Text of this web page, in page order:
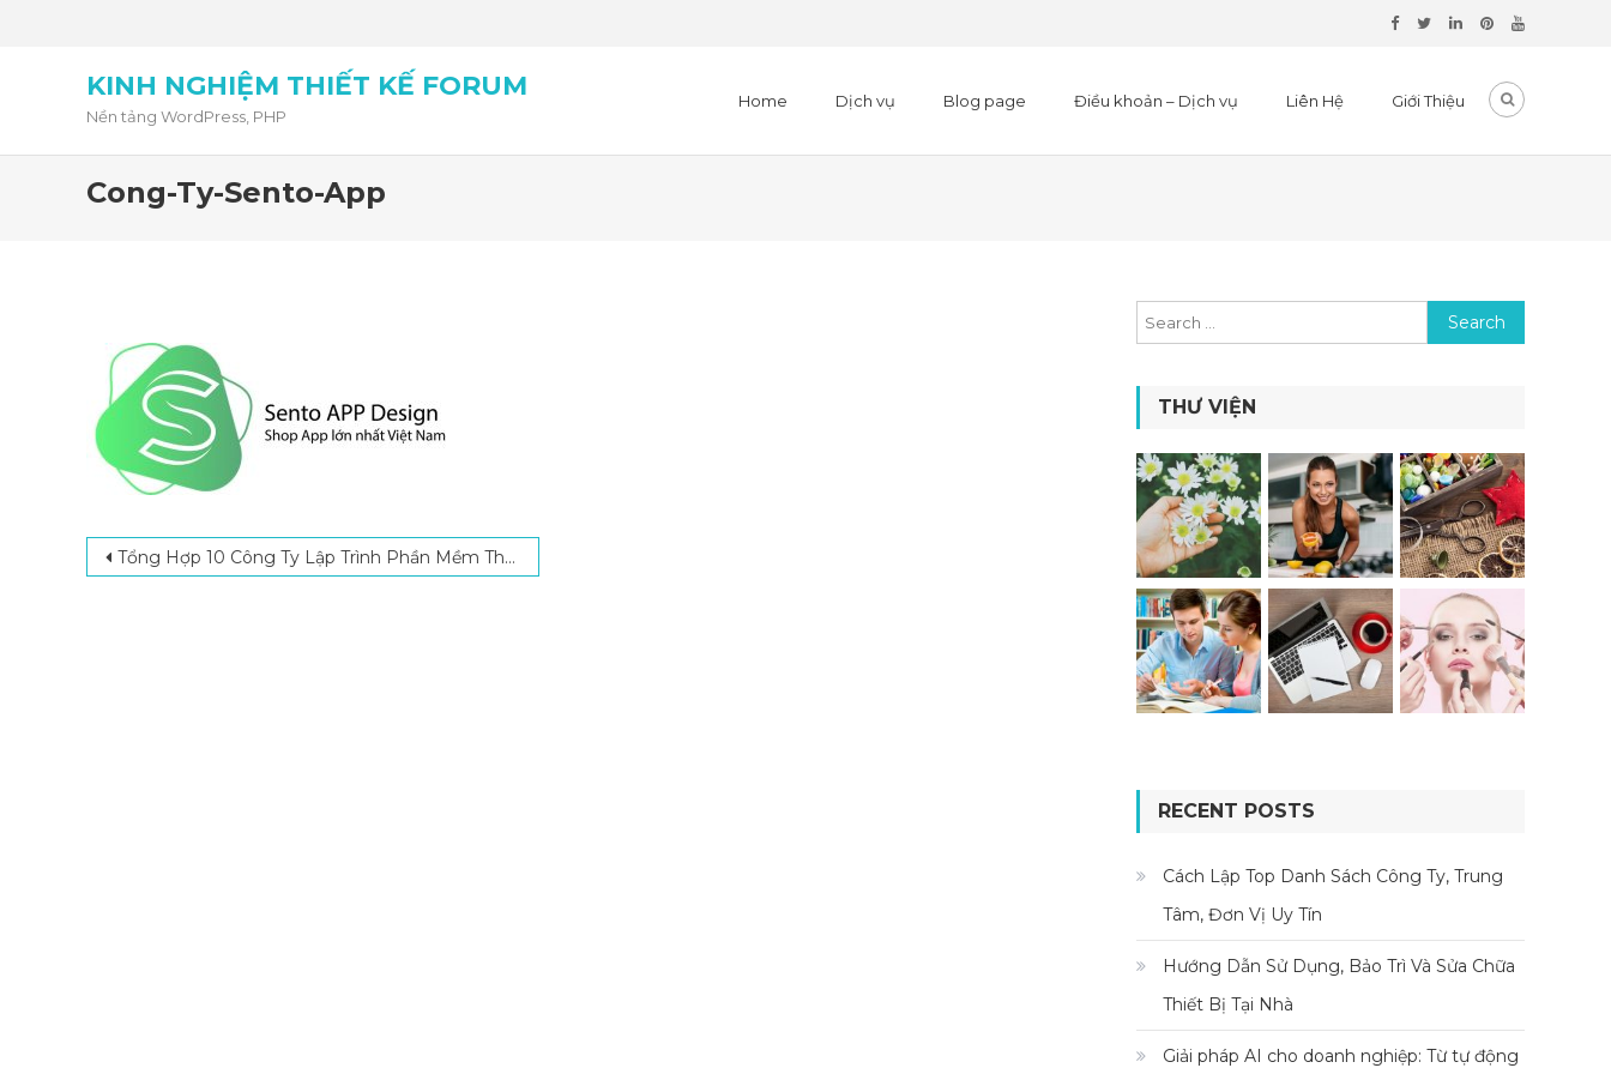
KINH NGHIỆM THIẾT KẾ FORUM
Nền tảng WordPress, PHP
Home Dịch vụ Blog page Điều khoản – Dịch vụ Liên Hệ Giới Thiệu
Cong-Ty-Sento-App
Post navigation
Tổng Hợp 10 Công Ty Lập Trình Phần Mềm Theo Yêu Cầu Chất Lượng, Giá Tốt
Search for:
THƯ VIỆN
RECENT POSTS
Cách Lập Top Danh Sách Công Ty, Trung
Tâm, Đơn Vị Uy Tín
Hướng Dẫn Sử Dụng, Bảo Trì Và Sửa Chữa
Thiết Bị Tại Nhà
Giải pháp AI cho doanh nghiệp: Từ tự động